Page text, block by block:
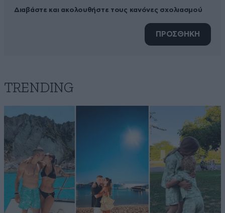
Διαβάστε και ακολουθήστε τους κανόνες σχολιασμού
ΠΡΟΣΘΗΚΗ
TRENDING